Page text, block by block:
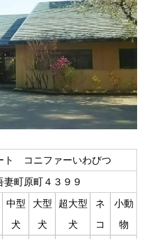
ト コニファーいわびつ
町原町４３９９
中型
犬
大型
犬
超大型
犬
ネ
コ
小動
物